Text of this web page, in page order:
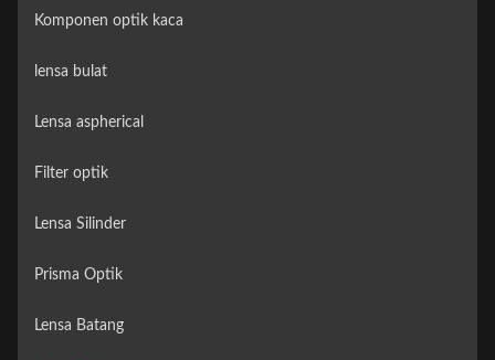
Komponen optik kaca
lensa bulat
Lensa aspherical
Filter optik
Lensa Silinder
Prisma Optik
Lensa Batang